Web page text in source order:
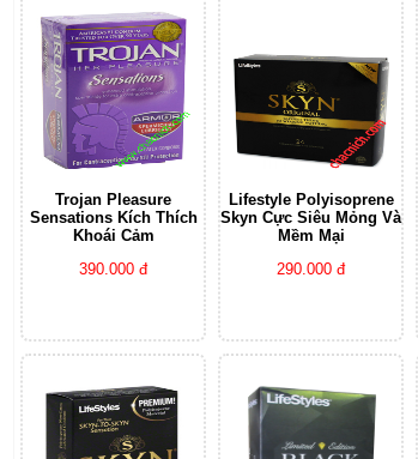
Trojan Pleasure
Sensations Kích Thích
Khoái Cảm
390.000 đ
Lifestyle Polyisoprene
Skyn Cực Siêu Mỏng Và
Mềm Mại
290.000 đ